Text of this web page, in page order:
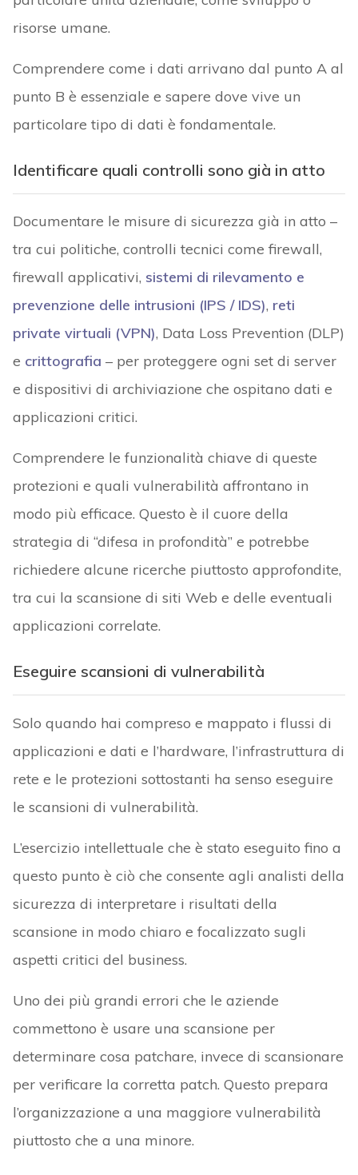
risorse umane.
Comprendere come i dati arrivano dal punto A al
punto B è essenziale e sapere dove vive un
particolare tipo di dati è fondamentale.
Identificare quali controlli sono già in atto
Documentare le misure di sicurezza già in atto –
tra cui politiche, controlli tecnici come firewall,
firewall applicativi, sistemi di rilevamento e
prevenzione delle intrusioni (IPS / IDS), reti
private virtuali (VPN), Data Loss Prevention (DLP)
e crittografia – per proteggere ogni set di server
e dispositivi di archiviazione che ospitano dati e
applicazioni critici.
Comprendere le funzionalità chiave di queste
protezioni e quali vulnerabilità affrontano in
modo più efficace. Questo è il cuore della
strategia di “difesa in profondità” e potrebbe
richiedere alcune ricerche piuttosto approfondite,
tra cui la scansione di siti Web e delle eventuali
applicazioni correlate.
Eseguire scansioni di vulnerabilità
Solo quando hai compreso e mappato i flussi di
applicazioni e dati e l’hardware, l’infrastruttura di
rete e le protezioni sottostanti ha senso eseguire
le scansioni di vulnerabilità.
L’esercizio intellettuale che è stato eseguito fino a
questo punto è ciò che consente agli analisti della
sicurezza di interpretare i risultati della
scansione in modo chiaro e focalizzato sugli
aspetti critici del business.
Uno dei più grandi errori che le aziende
commettono è usare una scansione per
determinare cosa patchare, invece di scansionare
per verificare la corretta patch. Questo prepara
l’organizzazione a una maggiore vulnerabilità
piuttosto che a una minore.